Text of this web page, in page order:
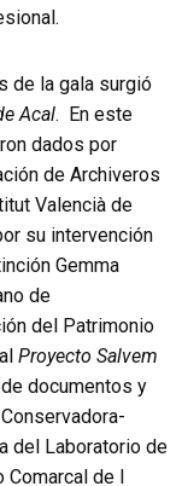
de la gala surgió
Acal. En este
dados por
de Archiveros
Valencià de
su intervención
Gemma
de
del Patrimonio
Proyecto Salvem
documentos y
del Laboratorio de
Comarcal de l